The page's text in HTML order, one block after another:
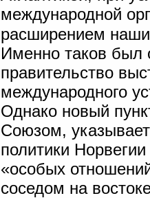
международной
расширением
Именно таков был
правительство
международного
Однако новый
Союзом,
политики
«особых
соседом на